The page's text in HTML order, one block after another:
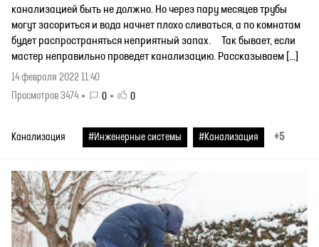
канализацией быть не должно. Но через пару месяцев трубы
могут засориться и вода начнет плохо сливаться, а по комнатам
будет распространяться неприятный запах. Так бывает, если
мастер неправильно проведет канализацию. Рассказываем […]
14 февраля 2022 11:40
Просмотров 3474
0 0
Канализация #Инженерные системы #Канализация +5